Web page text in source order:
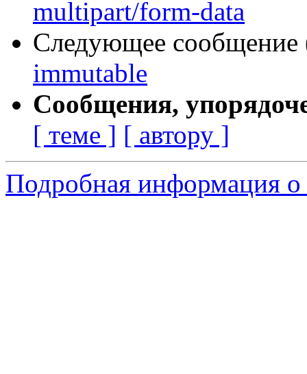
multipart/form-data
Следующее сообщение
immutable
Сообщения,
[ теме ] [ автору ]
Подробная информация